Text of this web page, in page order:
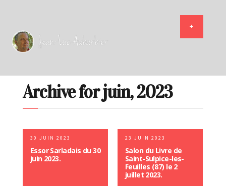
Archive for juin, 2023
30 JUIN 2023
Essor Sarladais du 30
juin 2023.
23 JUIN 2023
Salon du Livre de
Saint-Sulpice-les-
Feuilles (87) le 2
juillet 2023.